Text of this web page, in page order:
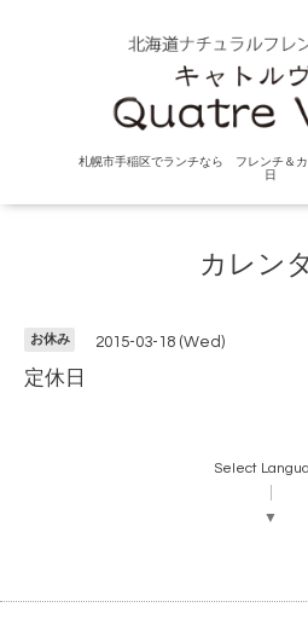
札幌市手稲区でランチなら フレンチ＆
日
カレン
お休み 2015-03-18 (Wed)
定休日
Select
▼